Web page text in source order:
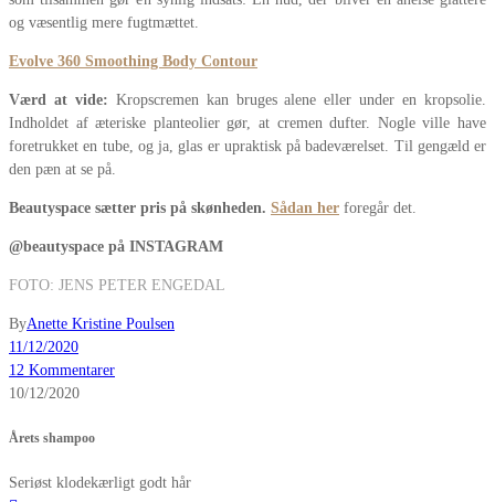
og væsentlig mere fugtmættet.
Evolve 360 Smoothing Body Contour
Værd at vide: Kropscremen kan bruges alene eller under en kropsolie.
Indholdet af æteriske planteolier gør, at cremen dufter. Nogle ville have
foretrukket en tube, og ja, glas er upraktisk på badeværelset. Til gengæld er
den pæn at se på.
Beautyspace sætter pris på skønheden. Sådan her foregår det.
@beautyspace på INSTAGRAM
FOTO: JENS PETER ENGEDAL
ByAnette Kristine Poulsen
11/12/2020
12 Kommentarer
10/12/2020
Årets shampoo
Seriøst klodekærligt godt hår